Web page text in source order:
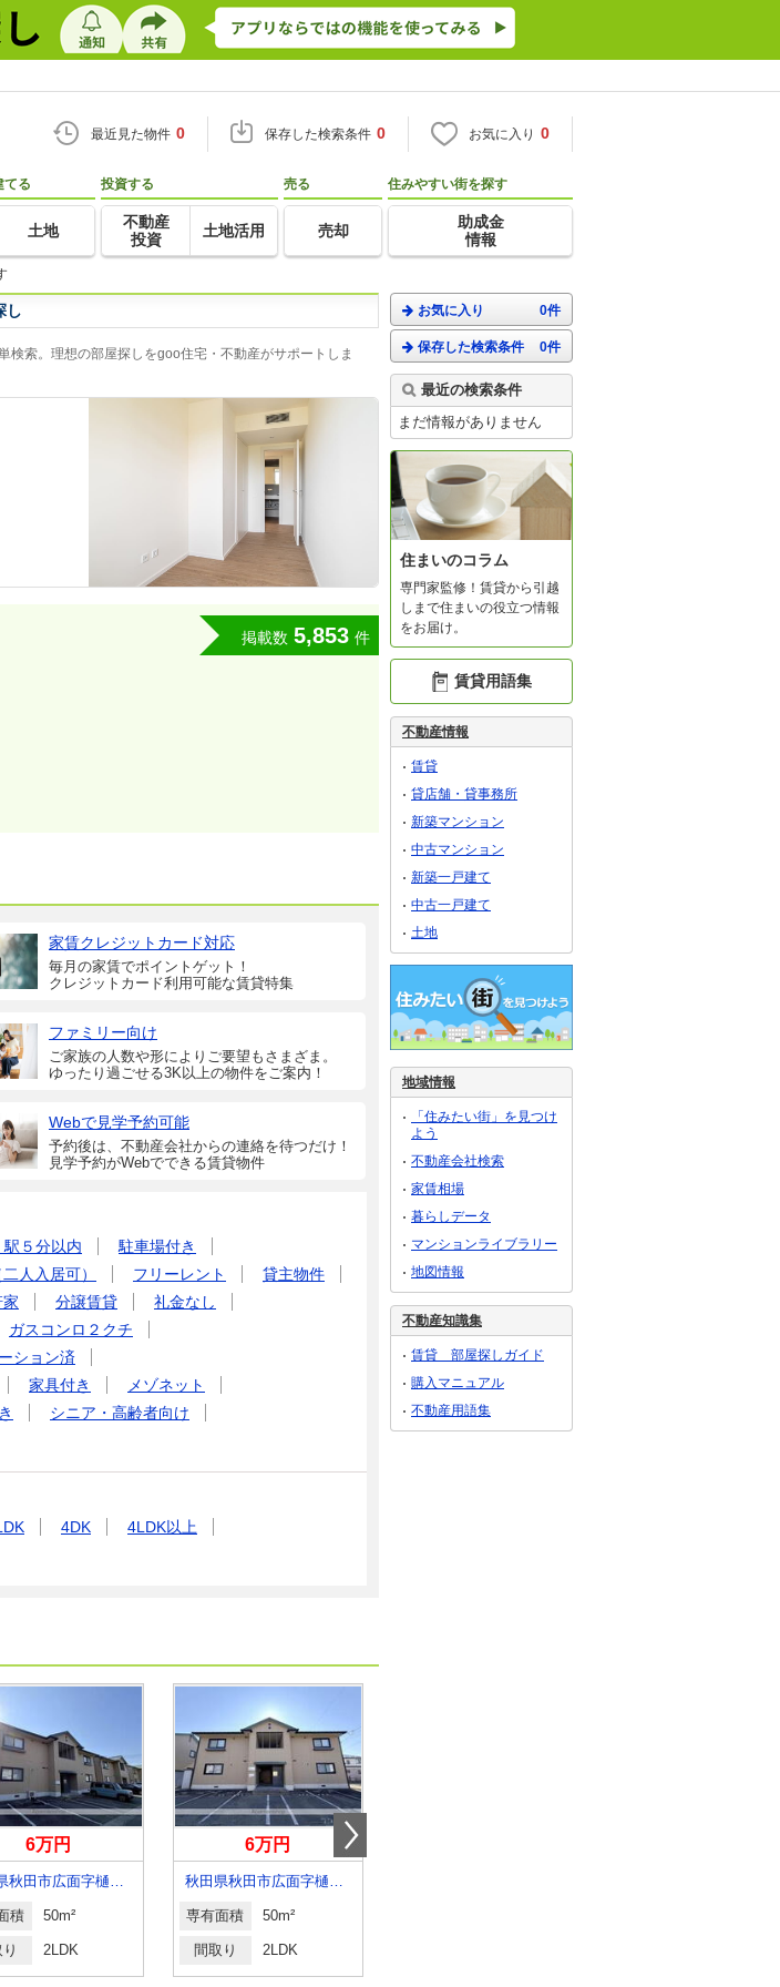
最近見た物件 0 保存した検索条件 0 お気に入り 0
てる
土地
投資する
不動産
投資
土地活用
売る
売却
住みやすい街を探す
助成金
情報
し
索。理想の部屋探しをgoo住宅・不動産がサポートしま
掲載数 5,853 件
家賃クレジットカード対応
毎月の家賃でポイントゲット！
クレジットカード利用可能な賃貸特集
ファミリー向け
ご家族の人数や形によりご要望もさまざま。
ゆったり過ごせる3K以上の物件をご案内！
Webで見学予約可能
予約後は、不動産会社からの連絡を待つだけ！
見学予約がWebでできる賃貸物件
駅５分以内
駐車場付き
人入居可） フリーレント
貸主物件
分譲賃貸
礼金なし
ガスコンロ２クチ
ション済
家具付き
メゾネット
シニア・高齢者向け
4DK
4LDK以上
6万円
秋田県秋田市広面字樋ノ上
積 50m²
2LDK
6万円
秋田県秋田市広面字樋ノ上
専有面積 50m²
間取り 2LDK
お気に入り 0件
保存した検索条件 0件
最近の検索条件
まだ情報がありません
住まいのコラム
専門家監修！賃貸から引越
しまで住まいの役立つ情報
をお届け。
賃貸用語集
不動産情報
賃貸
貸店舗・貸事務所
新築マンション
中古マンション
新築一戸建て
中古一戸建て
土地
地域情報
「住みたい街」を見つけ
よう
不動産会社検索
家賃相場
暮らしデータ
マンションライブラリー
地図情報
不動産知識集
賃貸 部屋探しガイド
購入マニュアル
不動産用語集